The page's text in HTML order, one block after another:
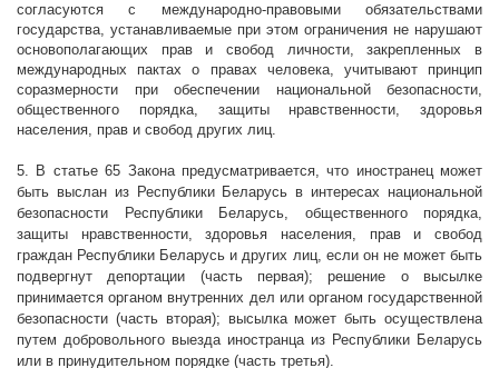
согласуются с международно-правовыми обязательствами
государства, устанавливаемые при этом ограничения не нарушают
основополагающих прав и свобод личности, закрепленных в
международных пактах о правах человека, учитывают принцип
соразмерности при обеспечении национальной безопасности,
общественного порядка, защиты нравственности, здоровья
населения, прав и свобод других лиц.
5. В статье 65 Закона предусматривается, что иностранец может
быть выслан из Республики Беларусь в интересах национальной
безопасности Республики Беларусь, общественного порядка,
защиты нравственности, здоровья населения, прав и свобод
граждан Республики Беларусь и других лиц, если он не может быть
подвергнут депортации (часть первая); решение о высылке
принимается органом внутренних дел или органом государственной
безопасности (часть вторая); высылка может быть осуществлена
путем добровольного выезда иностранца из Республики Беларусь
или в принудительном порядке (часть третья).